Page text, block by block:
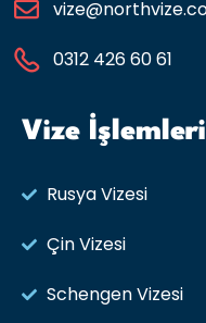
0312 426 60 61
Vize İşlemleri
Rusya Vizesi​
Çin Vizesi
Schengen Vizesi